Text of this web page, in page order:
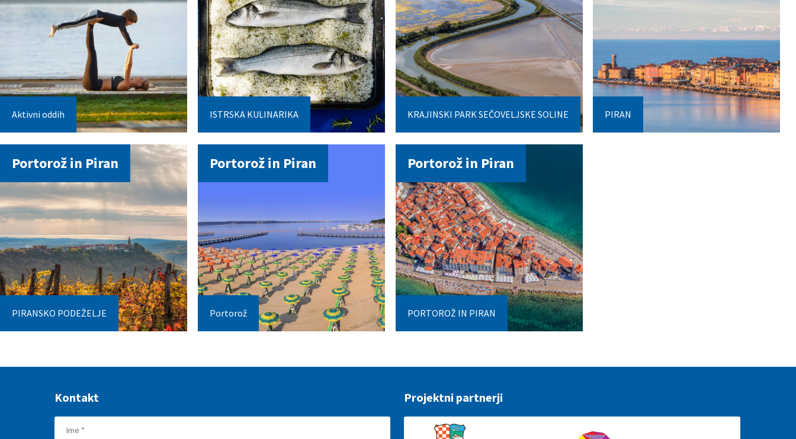
Aktivni oddih ISTRSKA KULINARIKA KRAJINSKI PARK SEČOVELJSKE SOLINE PIRAN
Portorož in Piran
PIRANSKO PODEŽELJE
Portorož in Piran
Portorož
Portorož in Piran
PORTOROŽ IN PIRAN
Kontakt Projektni partnerji